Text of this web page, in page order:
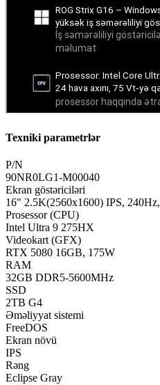
Texniki parametrlər
P/N
90NR0LG1-M00040
Ekran göstəriciləri
16" 2.5K(2560x1600) IPS,
Prosessor (CPU)
Intel Ultra 9 275HX
Videokart (GFX)
RTX 5080 16GB, 175W
RAM
32GB DDR5-5600MHz
SSD
2TB G4
Əməliyyat sistemi
FreeDOS
Ekran növü
IPS
Rəng
Eclipse Gray